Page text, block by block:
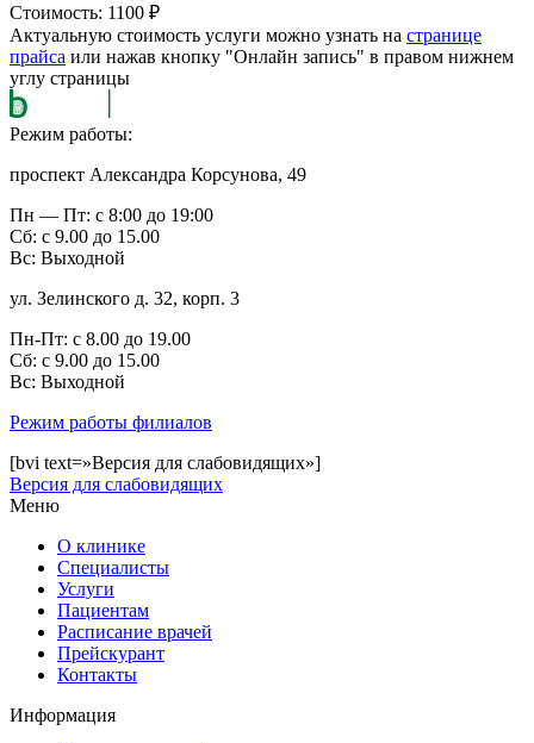
Стоимость: 1100 ₽
Актуальную стоимость услуги можно узнать на странице
прайса или нажав кнопку "Онлайн запись" в правом нижнем
углу страницы
Режим работы:
проспект Александра Корсунова, 49
Пн — Пт: с 8:00 до 19:00
Сб: с 9.00 до 15.00
Вс: Выходной
ул. Зелинского д. 32, корп. 3
Пн-Пт: с 8.00 до 19.00
Сб: с 9.00 до 15.00
Bc: Выходной
Режим работы филиалов
[bvi text=»Версия для слабовидящих»]
Версия для слабовидящих
Меню
О клинике
Специалисты
Услуги
Пациентам
Расписание врачей
Прейскурант
Контакты
Информация